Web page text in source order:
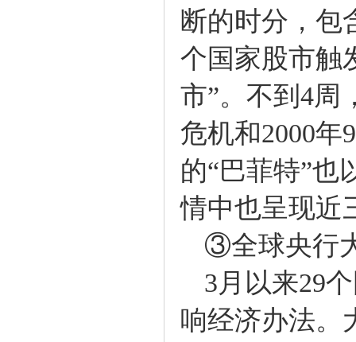
断的时分，包
个国家股市触
市”。不到4周
危机和2000年
的“巴菲特”也
情中也呈现近
③全球央行
3月以来29
响经济办法。